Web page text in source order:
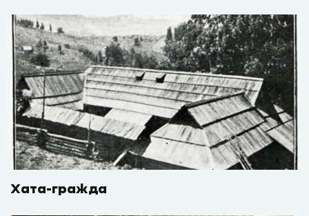
Хата-гражда